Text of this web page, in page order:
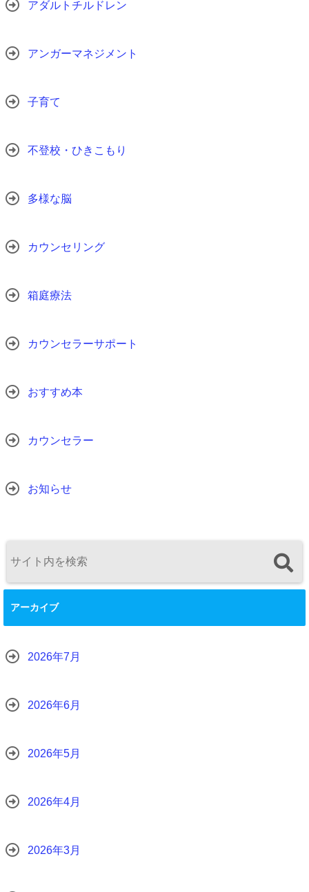
アダルトチルドレン
アンガーマネジメント
子育て
不登校・ひきこもり
多様な脳
カウンセリング
箱庭療法
カウンセラーサポート
おすすめ本
カウンセラー
お知らせ
アーカイブ
2026年7月
2026年6月
2026年5月
2026年4月
2026年3月